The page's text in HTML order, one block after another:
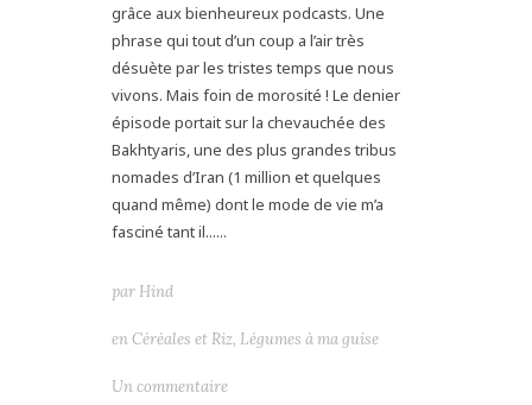
grâce aux bienheureux podcasts. Une
phrase qui tout d’un coup a l’air très
désuète par les tristes temps que nous
vivons. Mais foin de morosité ! Le denier
épisode portait sur la chevauchée des
Bakhtyaris, une des plus grandes tribus
nomades d’Iran (1 million et quelques
quand même) dont le mode de vie m’a
fasciné tant il......
par Hind
enCéréales et Riz, Légumes à ma guise
Un commentaire